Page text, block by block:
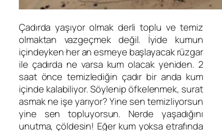
Çadırda yaşıyor olmak derli toplu ve temiz
olmaktan vazgeçmek değil. İyide kumun
içindeyken her an esmeye başlayacak rüzgar
ile çadırda ne varsa kum olacak yeniden. 2
saat önce temizlediğin çadır bir anda kum
içinde kalabiliyor. Söylenip öfkelenmek, surat
asmak ne işe yarıyor? Yine sen temizliyorsun
yine sen topluyorsun. Nerde yaşadığını
unutma, çöldesin! Eğer kum yoksa etrafında